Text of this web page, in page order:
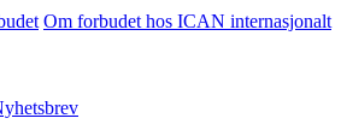
Om forbudet hos ICAN internasjonalt